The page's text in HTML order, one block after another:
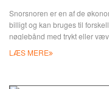
Snorsnoren er en af de
billigt og kan bruges til
nøglebånd med trykt eller
behagelig at have på. Vi
LÆS MERE